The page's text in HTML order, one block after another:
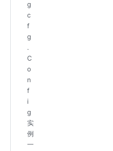
g
c
f
g
.
C
o
n
f
i
g
实
例
一